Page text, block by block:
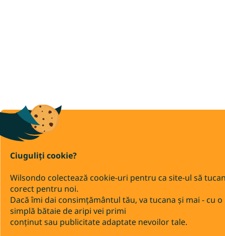
Ciuguliți cookie?
Wilsondo colectează cookie-uri pentru ca site-ul să
corect pentru noi.
Dacă îmi dai consimțământul tău, va tucana și mai - cu o
simplă bătaie de aripi vei primi
conținut sau publicitate adaptate nevoilor tale.